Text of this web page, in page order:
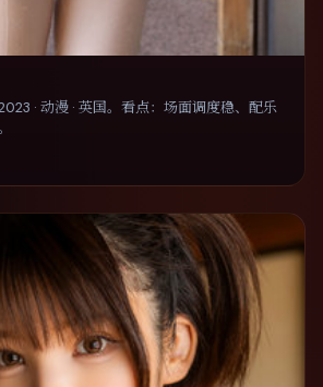
· 动漫 · 英国。看点：场面调度稳、配乐